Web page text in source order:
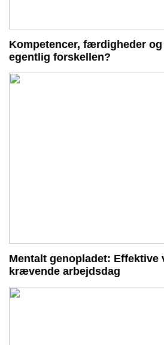
Kompetencer, færdigheder
egentlig forskellen?
Mentalt genopladet: Effektive
krævende arbejdsdag